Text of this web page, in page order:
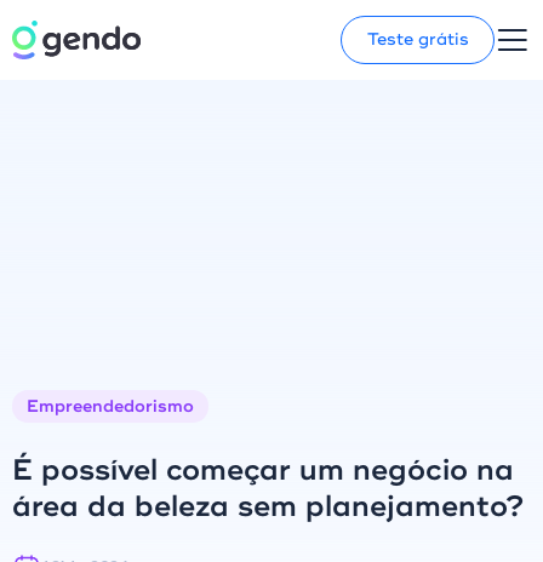
Teste grátis
Empreendedorismo
É possível começar um negócio na
área da beleza sem planejamento?